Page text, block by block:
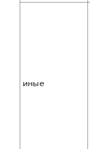
иные